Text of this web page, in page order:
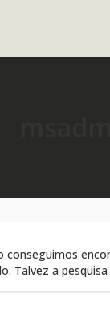
conseguimos
Talvez a